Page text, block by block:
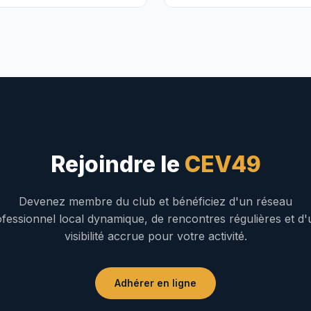
Rejoindre le CEV49
Devenez membre du club et bénéficiez d'un réseau
local dynamique, de rencontres régulières et
visibilité accrue pour votre activité.
Adhérer en ligne